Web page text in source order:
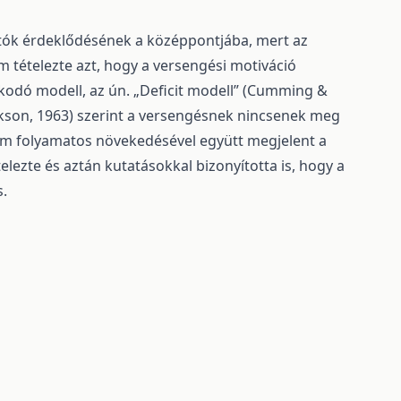
érdeklődésének a középpontjába, mert az
tételezte azt, hogy a versengési motiváció
modell, az ún. „Deficit modell” (Cumming &
1963) szerint a versengésnek nincsenek meg
folyamatos növekedésével együtt megjelent a
és aztán kutatásokkal bizonyította is, hogy a